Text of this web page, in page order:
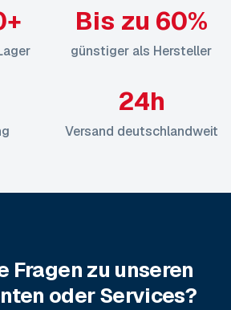
Bis zu 60%
günstiger als Hersteller
24h
Versand deutschlandweit
Fragen zu unseren
oder Services?